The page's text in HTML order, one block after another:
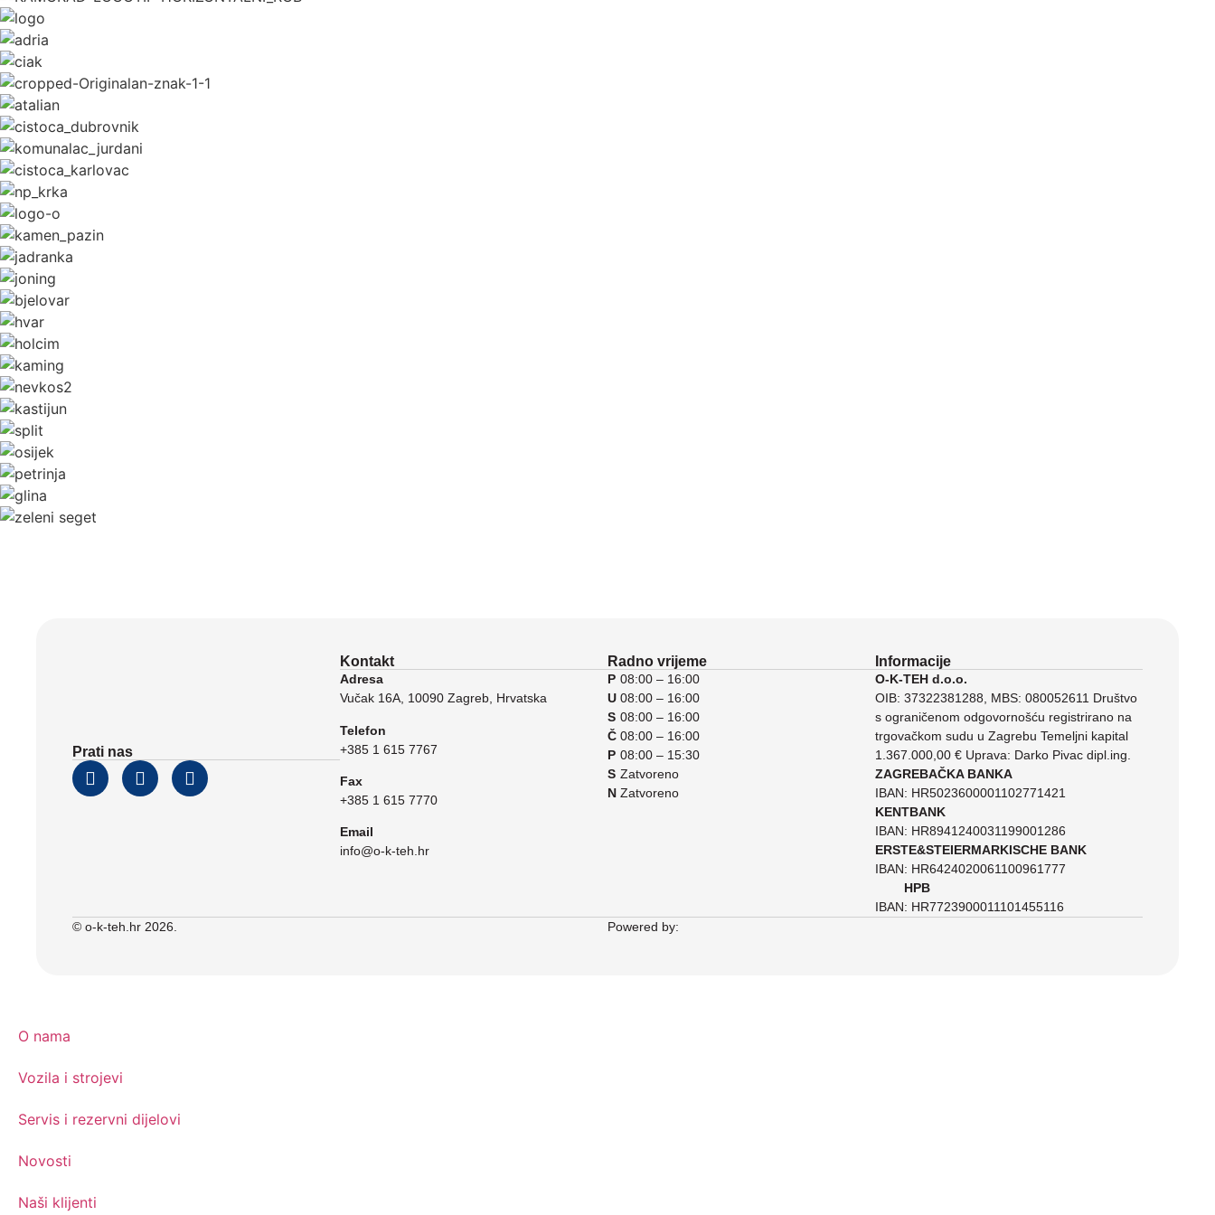
Prati nas
Kontakt
Adresa
Vučak 16A, 10090 Zagreb, Hrvatska
Telefon
+385 1 615 7767
Fax
+385 1 615 7770
Email
info@o-k-teh.hr
Radno vrijeme
P
U
S
Č
P
S
N
08:00 – 16:00
08:00 – 16:00
08:00 – 16:00
08:00 – 16:00
08:00 – 15:30
Zatvoreno
Zatvoreno
Informacije
O-K-TEH d.o.o.
OIB: 37322381288, MBS: 080052611 Društvo
s ograničenom odgovornošću registrirano na
trgovačkom sudu u Zagrebu Temeljni kapital
1.367.000,00 € Uprava: Darko Pivac dipl.ing.
ZAGREBAČKA BANKA
IBAN: HR5023600001102771421
KENTBANK
IBAN: HR8941240031199001286
ERSTE&STEIERMARKISCHE BANK
IBAN: HR6424020061100961777
HPB
IBAN: HR7723900011101455116
© o-k-teh.hr 2026.
Powered by:
O nama
Vozila i strojevi
Servis i rezervni dijelovi
Novosti
Naši klijenti